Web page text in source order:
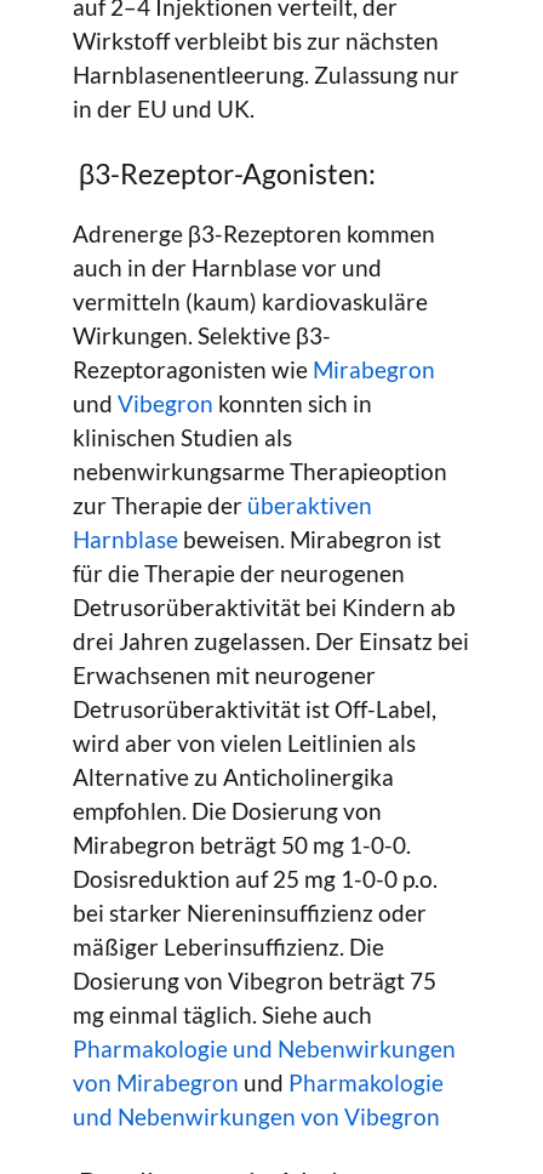
auf 2–4 Injektionen verteilt, der
Wirkstoff verbleibt bis zur nächsten
Harnblasenentleerung. Zulassung nur
in der EU und UK.
β3-Rezeptor-Agonisten:
Adrenerge β3-Rezeptoren kommen
auch in der Harnblase vor und
vermitteln (kaum) kardiovaskuläre
Wirkungen. Selektive β3-
Rezeptoragonisten wie Mirabegron
und Vibegron konnten sich in
klinischen Studien als
nebenwirkungsarme Therapieoption
zur Therapie der überaktiven
Harnblase beweisen. Mirabegron ist
für die Therapie der neurogenen
Detrusorüberaktivität bei Kindern ab
drei Jahren zugelassen. Der Einsatz bei
Erwachsenen mit neurogener
Detrusorüberaktivität ist Off-Label,
wird aber von vielen Leitlinien als
Alternative zu Anticholinergika
empfohlen. Die Dosierung von
Mirabegron beträgt 50 mg 1-0-0.
Dosisreduktion auf 25 mg 1-0-0 p.o.
bei starker Niereninsuffizienz oder
mäßiger Leberinsuffizienz. Die
Dosierung von Vibegron beträgt 75
mg einmal täglich. Siehe auch
Pharmakologie und Nebenwirkungen
von Mirabegron und Pharmakologie
und Nebenwirkungen von Vibegron